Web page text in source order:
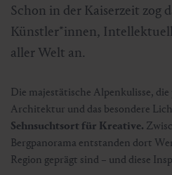
Schon in der Kaiserzeit zog
Künstler*innen,
aller Welt an.
Die majestätische Alpenkulisse,
Architektur und das besondere
Sehnsuchtsort für Kreative.
Bergpanorama entstanden dort
Region geprägt sind – und diese